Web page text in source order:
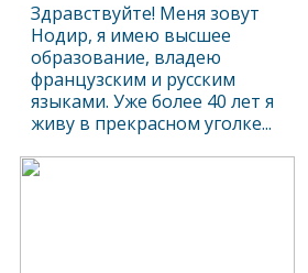
Здравствуйте! Меня зовут
Нодир, я имею высшее
образование, владею
французским и русским
языками. Уже более 40 лет я
живу в прекрасном уголке...